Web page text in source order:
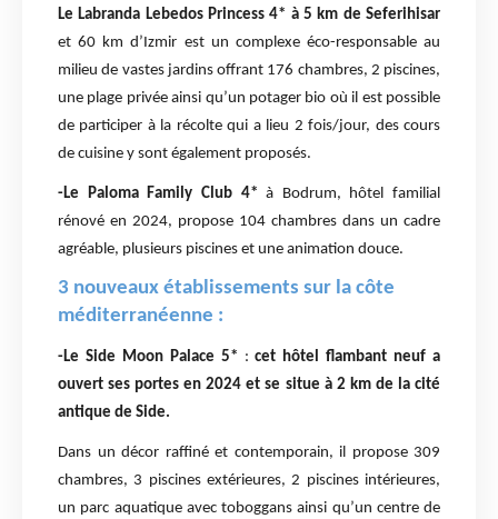
Le Labranda Lebedos Princess 4* à 5 km de Seferihisar
et 60 km d’Izmir est un complexe éco-responsable au
milieu de vastes jardins offrant 176 chambres, 2 piscines,
une plage privée ainsi qu’un potager bio où il est possible
de participer à la récolte qui a lieu 2 fois/jour, des cours
de cuisine y sont également proposés.
-Le Paloma Family Club 4* à Bodrum, hôtel familial
rénové en 2024, propose 104 chambres dans un cadre
agréable, plusieurs piscines et une animation douce.
3 nouveaux établissements sur la côte
méditerranéenne :
-Le Side Moon Palace 5* :cet hôtel flambant neuf a
ouvert ses portes en 2024 et se situe à 2 km de la cité
antique de Side.
Dans un décor raffiné et contemporain, il propose 309
chambres, 3 piscines extérieures, 2 piscines intérieures,
un parc aquatique avec toboggans ainsi qu’un centre de